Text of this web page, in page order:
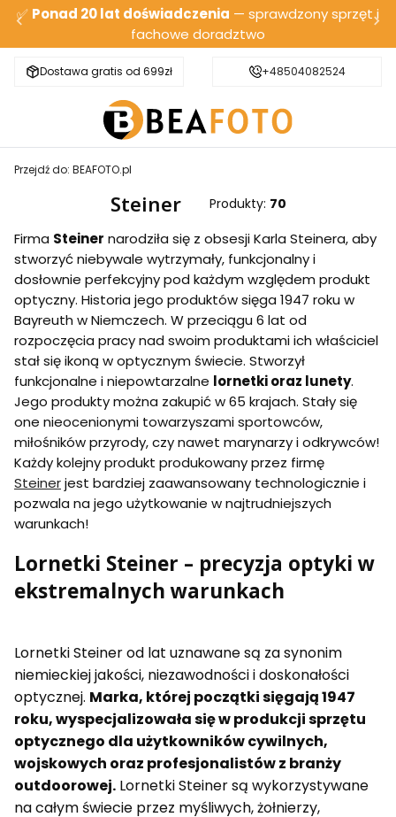
✅ Ponad 20 lat doświadczenia — sprawdzony sprzęt i
fachowe doradztwo
Dostawa gratis od 699zł Bezpieczna wysyłka
+48504082524
Przejdź do: BEAFOTO.pl
Steiner Produkty: 70
Firma Steiner narodziła się z obsesji Karla Steinera, aby
stworzyć niebywale wytrzymały, funkcjonalny i
dosłownie perfekcyjny pod każdym względem produkt
optyczny. Historia jego produktów sięga 1947 roku w
Bayreuth w Niemczech. W przeciągu 6 lat od
rozpoczęcia pracy nad swoim produktami ich właściciel
stał się ikoną w optycznym świecie. Stworzył
funkcjonalne i niepowtarzalne lornetki oraz lunety.
Jego produkty można zakupić w 65 krajach. Stały się
one nieocenionymi towarzyszami sportowców,
miłośników przyrody, czy nawet marynarzy i odkrywców!
Każdy kolejny produkt produkowany przez firmę
Steinerjest bardziej zaawansowany technologicznie i
pozwala na jego użytkowanie w najtrudniejszych
warunkach!
Lornetki Steiner – precyzja optyki w
ekstremalnych warunkach
Lornetki Steiner od lat uznawane są za synonim
niemieckiej jakości, niezawodności i doskonałości
optycznej. Marka, której początki sięgają 1947
roku, wyspecjalizowała się w produkcji sprzętu
optycznego dla użytkowników cywilnych,
wojskowych oraz profesjonalistów z branży
outdoorowej. Lornetki Steiner są wykorzystywane
na całym świecie przez myśliwych, żołnierzy,